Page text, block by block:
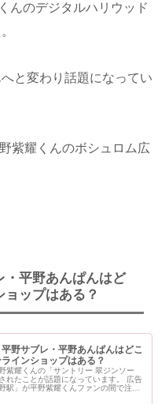
んのデジタルハリウッド
と変わり話題になってい
紫耀くんのボシュロム広
・平野あんぱんはど
ップはある？
平野サブレ・平野あんぱんはどこ
インショップはある？
紫耀くんの「サントリー 翠ジンソー
たことが話題になっています。 広告
駅」が平野紫耀くんファンの間で注目